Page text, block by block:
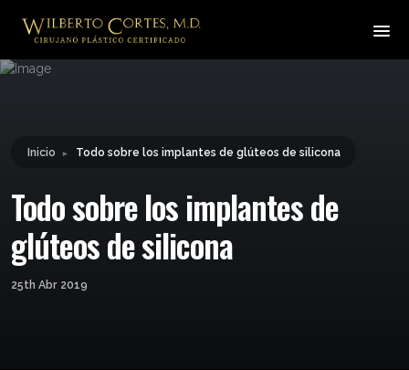
Leyendo: Todo sobre los implantes de
glúteos de silicona
Inicio ► Todo sobre los implantes de glúteos de silicona
Todo sobre los implantes de
glúteos de silicona
25th Abr 2019